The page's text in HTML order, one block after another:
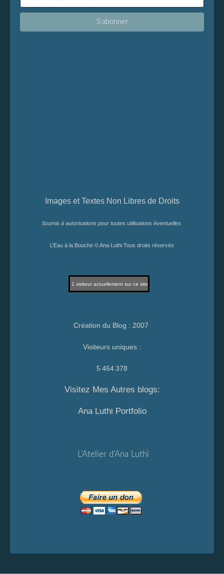
Images et Textes Non Libres de Droits
Soumis à autorisations pour toutes utilisations éventuelles
L’Eau à la Bouche © Ana Luthi Tous droits réservés
1 visiteur actuellement sur ce site
Création du Blog : 2007
Visiteurs uniques :
5 464 378
Visitez Mes Autres blogs:
Ana Luthi Portfolio
L'Atelier d'Ana Luthi